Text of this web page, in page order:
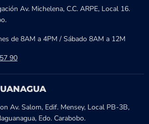
Av. Michelena, C.C. ARPE, Local 16.
de 8AM a 4PM / Sábado 8AM a 12M
90
Av. Salom, Edif. Mensey, Local PB-3B,
Edo. Carabobo.